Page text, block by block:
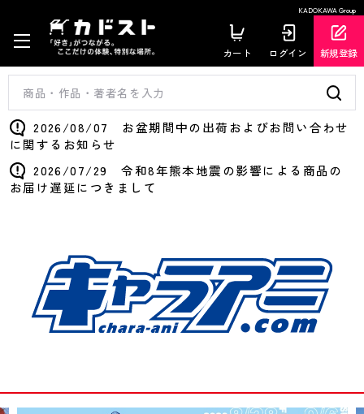
KADOKAWA Group
カート ログイン 新規登録
2026/08/07 お盆期間中の出荷およびお問い合わせ
に関するお知らせ
2026/07/29 令和8年熊本地震の影響による商品の
お届け遅延につきまして